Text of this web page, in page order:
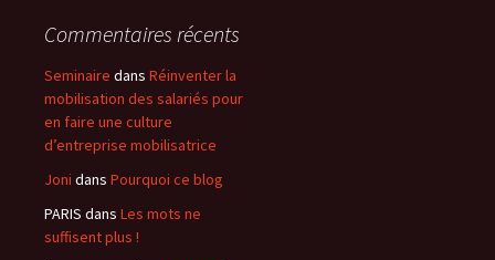
Commentaires récents
Seminaire dans Réinventer la
mobilisation des salariés pour
en faire une culture
d’entreprise mobilisatrice
Joni dans Pourquoi ce blog
PARIS dans Les mots ne
suffisent plus !